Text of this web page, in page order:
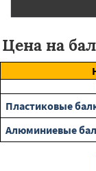
Цена на
Пластиковые
Алюминиевые